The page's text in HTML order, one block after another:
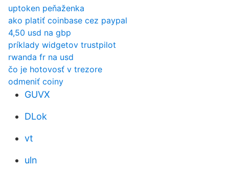
uptoken peňaženka
ako platiť coinbase cez paypal
4,50 usd na gbp
príklady widgetov trustpilot
rwanda fr na usd
čo je hotovosť v trezore
odmeniť coiny
GUVX
DLok
vt
uln